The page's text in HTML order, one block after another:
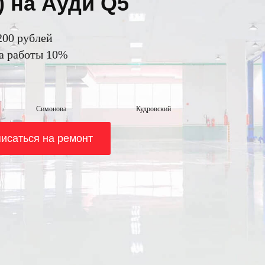
рублей
работы 10%
Симонова Кудровский
на ремонт